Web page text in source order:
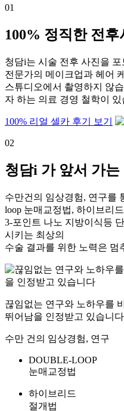
01
100% 정직한 전후
청담i는 시술 전후 사진을
전문가의 메이크업과 헤어
스튜디오에서 촬영하지 않
자 하는 의료 경영 철학이 있
100% 리얼 셀카 후기 보기
02
청담i 가 앞서 가는
수만건의 임상경험, 연구를
loop 눈매교정법, 하이브리
3-포인트 나노 지방이식등
시키는 최상의
수술 결과를 위한 노력은 멈
끊임없는 연구와 노하우를
뛰어남을 인정받고 있습니다
수만 건의 임상경험, 연구
DOUBLE-LOOP
눈매교정법
하이브리드
절개법